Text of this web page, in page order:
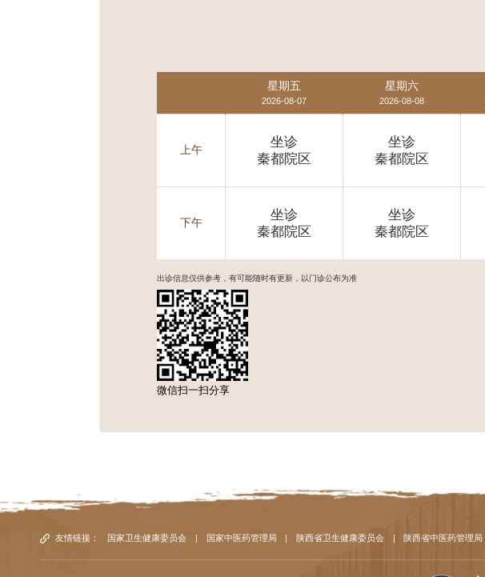
星期五
2026-08-07
星期六
2026-08-08
上午
坐诊
秦都院区
坐诊
秦都院区
下午
坐诊
秦都院区
坐诊
秦都院区
出诊信息仅供参考，有可能随时有更新，以门诊公布为准
微信扫一扫分享
友情链接： 国家卫生健康委员会 | 国家中医药管理局 | 陕西省卫生健康委员会 | 陕西省中医药管理局